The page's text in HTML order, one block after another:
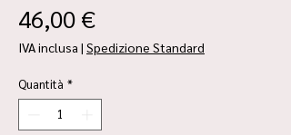
46,00 €Prezzo
IVA inclusa | Spedizione Standard
Quantità *